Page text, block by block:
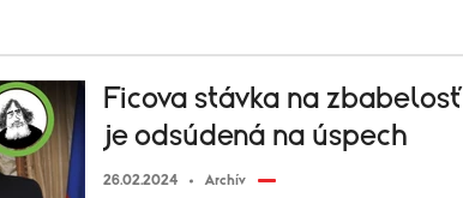
Ficova stávka na zbabelosť
je odsúdená na úspech
26.02.2024 Archív